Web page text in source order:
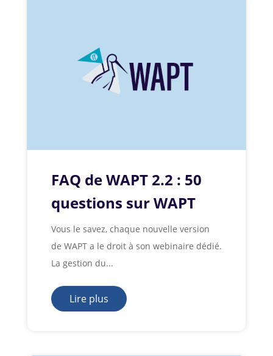
FAQ de WAPT 2.2 : 50
questions sur WAPT
Vous le savez, chaque nouvelle version
de WAPT a le droit à son webinaire dédié.
La gestion du...
Lire plus